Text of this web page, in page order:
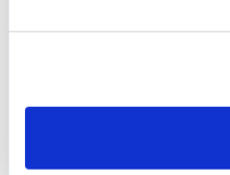
Etablissement Thermal